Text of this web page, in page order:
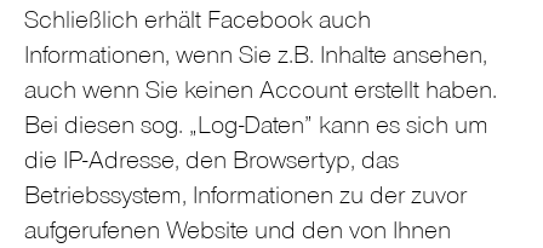
Schließlich erhält Facebook auch
Informationen, wenn Sie z.B. Inhalte ansehen,
auch wenn Sie keinen Account erstellt haben.
Bei diesen sog. „Log-Daten” kann es sich um
die IP-Adresse, den Browsertyp, das
Betriebssystem, Informationen zu der zuvor
aufgerufenen Website und den von Ihnen